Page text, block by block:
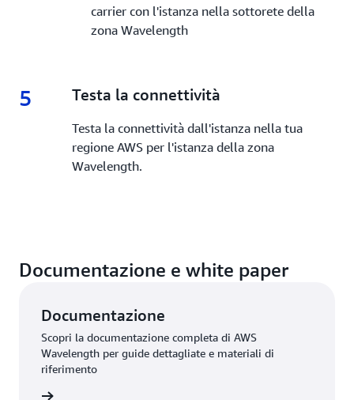
carrier con l'istanza nella sottorete della
zona Wavelength
5 5.
Testa la connettività
Testa la connettività dall'istanza nella tua
regione AWS per l'istanza della zona
Wavelength.
Documentazione e white paper
Documentazione
Scopri la documentazione completa di AWS
Wavelength per guide dettagliate e materiali di
riferimento